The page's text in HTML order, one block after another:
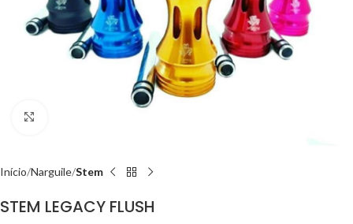
Início Narguile Stem
STEM LEGACY FLUSH